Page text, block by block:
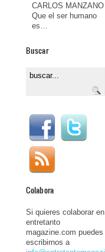
CARLOS MANZANO
Que el ser humano
es…
Buscar
Colabora
Si quieres colaborar en
entretanto
magazine.com puedes
escribirnos a